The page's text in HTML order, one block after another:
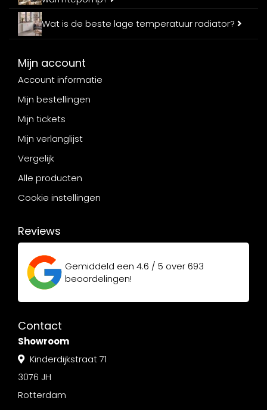
Wat is de beste lage temperatuur radiator?
Mijn account
Account informatie
Mijn bestellingen
Mijn tickets
Mijn verlanglijst
Vergelijk
Alle producten
Cookie instellingen
Reviews
Gemiddeld een 4.6 / 5 over693
beoordelingen!
Contact
Showroom
Kinderdijkstraat 71
3076 JH
Rotterdam